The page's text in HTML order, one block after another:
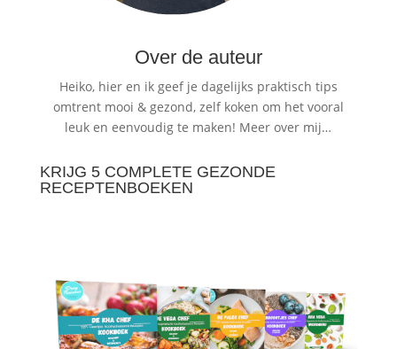
Over de auteur
Heiko, hier en ik geef je dagelijks praktisch tips
omtrent mooi & gezond, zelf koken om het vooral
leuk en eenvoudig te maken! Meer over mij…
KRIJG 5 COMPLETE GEZONDE
RECEPTENBOEKEN